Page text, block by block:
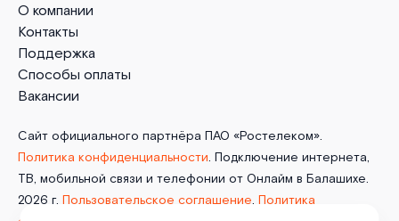
О компании
Контакты
Поддержка
Способы оплаты
Вакансии
Сайт официального партнёра ПАО «Ростелеком».
Политика конфиденциальности. Подключение интернета,
ТВ, мобильной связи и телефонии от Онлайм в Балашихе.
2026 г. Пользовательское соглашение. Политика